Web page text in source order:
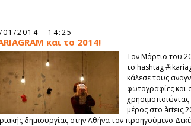
01/2014 - 14:25
και το 2014!
Τον Μάρτιο του
το hashtag
κάλεσε τους
φωτογραφίες και
μέρος στο
δημιουργίας στην Αθήνα τον προηγούμενο